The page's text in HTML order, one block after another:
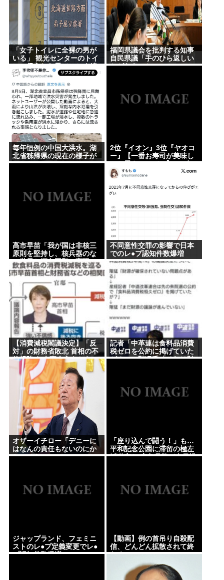
【ＬＰＧ】「イオンモール熊本」爆発の原因は漏れ
た液化石油ガスか…経産省、全国の大規模施設でガ
ス供給設備の点検要請
【画像】広島市長のスピーチを聞いてる時の高市早
苗の顔www
記者「中革連は食料品消費税ゼロを公約に掲げてい
たが？」→階猛氏「それは財源確保という条件付
き」
【悲報】プーチン「あえて申し上げます。 助けてく
ださい。」
【画像】松本人志さん、大勢の若いファンに囲まれ
ジャップランド、フェミニストのレ●プ定義変更でレ
●プ認知件数爆増www
Powered by livedoor 相互RSS
「女子トイレに全裸の男が
いる」 観光センターのトイ
レに侵入した男（49）を逮
捕 北海道
福岡県議会を批判する知事
自民県議「手のひら返しい
かがなものか」
毎年恒例の中国大洪水。湖
北省秭帰県の現在の様子が
こちら
2位『イオン』3位『ヤオコ
ー』【一番お寿司が美味し
いと思うスーパー】300名
が選ぶ1位に
高市早苗「我が国は非核三
原則を堅持し、核兵器のな
い世界と恒久平和の実現に
向けて力を尽くことをお誓
いする 」
不同意性交罪の影響で日本
でのレ●プ認知件数爆増
www
【消費減税閣議決定】「反
対」の財務省敗北 首相の不
信根強く 人事介入をちらつ
かされ…
記者「中革連は食料品消費
税ゼロを公約に掲げていた
が？」→階猛氏「それは財
オザーイチロー「デニーに
はなんの責任もないのにか
わいそう…」
「座り込んで闘う！」も…
平和記念公園に滞留の極左
活動家ら 広島県警が全員排
ジャップランド、フェミニ
ストのレ●プ定義変更でレ●
プ認知件数爆増www
【動画】例の首吊り自殺配
信、どんどん拡散されて終
わるwww